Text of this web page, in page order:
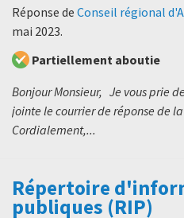
Réponse de Conseil régional
mai 2023.
Partiellement aboutie
Bonjour Monsieur, Je vous prie
jointe le courrier de réponse de
Cordialement,...
Répertoire
publiques (RIP)